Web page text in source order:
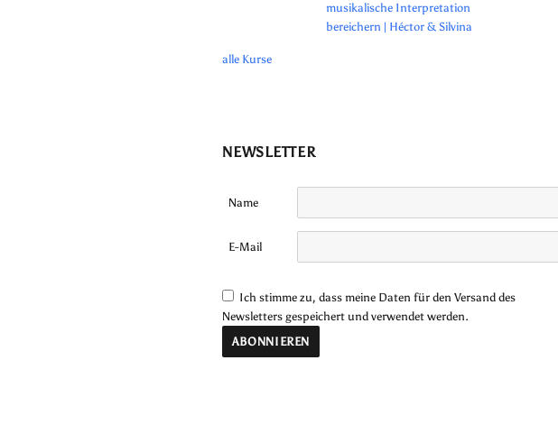
musikalische Interpretation
bereichern | Héctor & Silvina
alle Kurse
NEWSLETTER
Name
E-Mail
Ich stimme zu, dass meine Daten für den Versand des
Newsletters gespeichert und verwendet werden.